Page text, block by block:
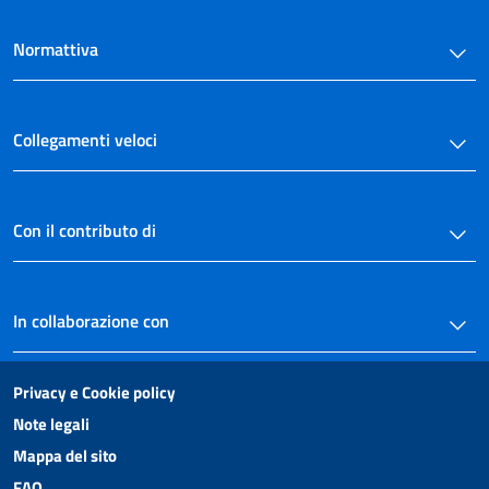
art. 30
art. 31
art. 33
art. 35
art. 36
art. 38
CAPO II
art. 39
Normattiva
Collegamenti veloci
Con il contributo di
In collaborazione con
Privacy e Cookie policy
Note legali
Mappa del sito